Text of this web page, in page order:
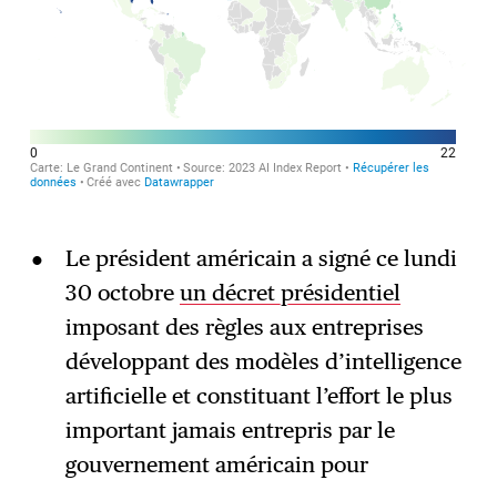
Le président américain a signé ce lundi
30 octobre un décret présidentiel
imposant des règles aux entreprises
développant des modèles d’intelligence
artificielle et constituant l’effort le plus
important jamais entrepris par le
gouvernement américain pour